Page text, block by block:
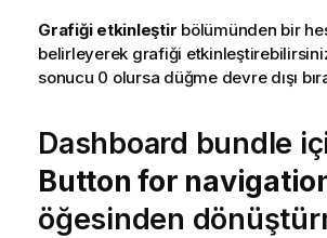
Grafiği etkinleştir bölümünden bir
belirleyerek grafiği
sonucu 0 olursa düğme devre dışı
Dashboard bundle
Button for
öğesinden